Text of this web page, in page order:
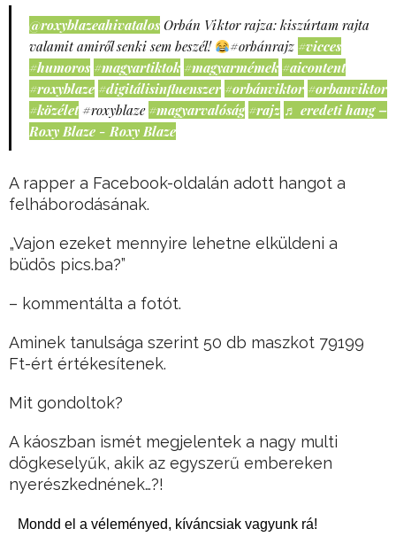
@roxyblazeahivatalos Orbán Viktor rajza: kiszúrtam rajta
valamit amiről senki sem beszél!
#orbánrajz #vicces
#humoros #magyartiktok #magyarmémek #aicontent
#roxyblaze #digitálisinfluenszer #orbánviktor #orbanviktor
#közélet #roxyblaze #magyarvalóság #rajz ♬ eredeti hang –
Roxy Blaze - Roxy Blaze
A rapper a Facebook-oldalán adott hangot a
felháborodásának.
„Vajon ezeket mennyire lehetne elküldeni a
büdös pics.ba?”
– kommentálta a fotót.
Aminek tanulsága szerint 50 db maszkot 79199
Ft-ért értékesítenek.
Mit gondoltok?
A káoszban ismét megjelentek a nagy multi
dögkeselyűk, akik az egyszerű embereken
nyerészkednének…?!
Mondd el a véleményed, kíváncsiak vagyunk rá!